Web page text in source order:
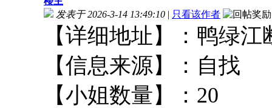
发表于 2026-3-14 13:49:10 | 只看该作者
【详细地址】：鸭
【信息来源】：
【小姐数量】：